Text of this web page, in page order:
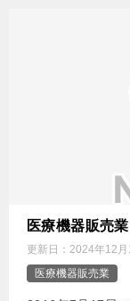
医療機器販売
更新日： 2024年12月
医療機器販売業